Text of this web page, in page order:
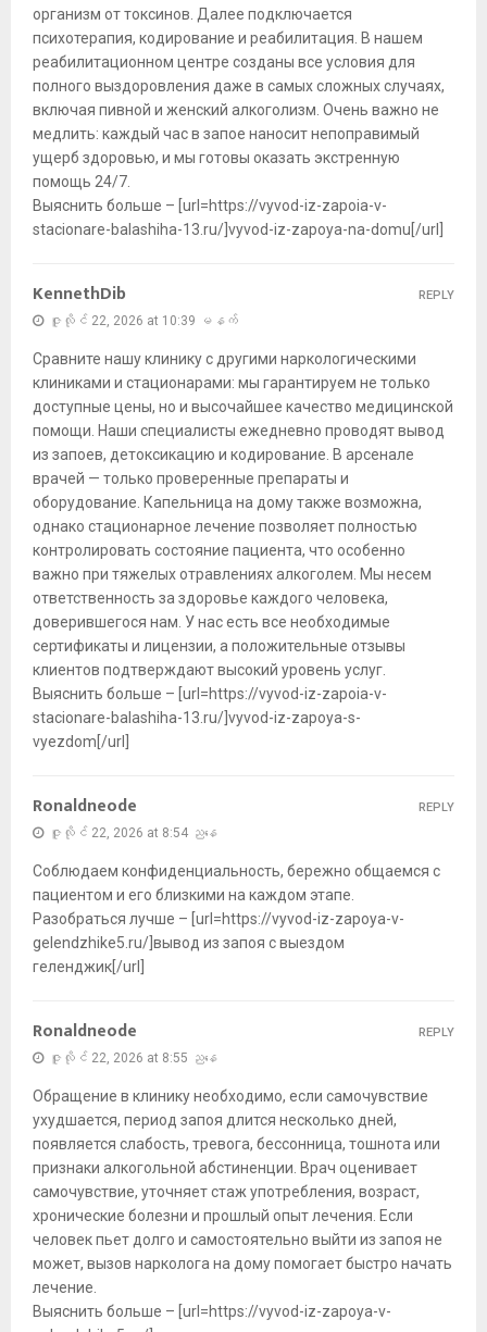
организм от токсинов. Далее подключается
психотерапия, кодирование и реабилитация. В нашем
реабилитационном центре созданы все условия для
полного выздоровления даже в самых сложных случаях,
включая пивной и женский алкоголизм. Очень важно не
медлить: каждый час в запое наносит непоправимый
ущерб здоровью, и мы готовы оказать экстренную
помощь 24/7.
Выяснить больше – [url=https://vyvod-iz-zapoia-v-
stacionare-balashiha-13.ru/]vyvod-iz-zapoya-na-domu[/url]
KennethDib
ဇူလိုင် 22, 2026 at 10:39 မနက်
Сравните нашу клинику с другими наркологическими
клиниками и стационарами: мы гарантируем не только
доступные цены, но и высочайшее качество медицинской
помощи. Наши специалисты ежедневно проводят вывод
из запоев, детоксикацию и кодирование. В арсенале
врачей — только проверенные препараты и
оборудование. Капельница на дому также возможна,
однако стационарное лечение позволяет полностью
контролировать состояние пациента, что особенно
важно при тяжелых отравлениях алкоголем. Мы несем
ответственность за здоровье каждого человека,
доверившегося нам. У нас есть все необходимые
сертификаты и лицензии, а положительные отзывы
клиентов подтверждают высокий уровень услуг.
Выяснить больше – [url=https://vyvod-iz-zapoia-v-
stacionare-balashiha-13.ru/]vyvod-iz-zapoya-s-
vyezdom[/url]
REPLY
Ronaldneode
ဇူလိုင် 22, 2026 at 8:54 ညနေ
Соблюдаем конфиденциальность, бережно общаемся с
пациентом и его близкими на каждом этапе.
Разобраться лучше – [url=https://vyvod-iz-zapoya-v-
gelendzhike5.ru/]вывод из запоя с выездом
геленджик[/url]
REPLY
Ronaldneode
ဇူလိုင် 22, 2026 at 8:55 ညနေ
Обращение в клинику необходимо, если самочувствие
ухудшается, период запоя длится несколько дней,
появляется слабость, тревога, бессонница, тошнота или
признаки алкогольной абстиненции. Врач оценивает
самочувствие, уточняет стаж употребления, возраст,
хронические болезни и прошлый опыт лечения. Если
человек пьет долго и самостоятельно выйти из запоя не
может, вызов нарколога на дому помогает быстро начать
лечение.
Выяснить больше – [url=https://vyvod-iz-zapoya-v-
REPLY